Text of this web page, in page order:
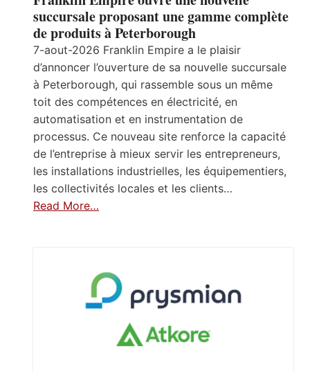
succursale proposant une gamme complète
de produits à Peterborough
7-aout-2026 Franklin Empire a le plaisir
d’annoncer l’ouverture de sa nouvelle succursale
à Peterborough, qui rassemble sous un même
toit des compétences en électricité, en
automatisation et en instrumentation de
processus. Ce nouveau site renforce la capacité
de l’entreprise à mieux servir les entrepreneurs,
les installations industrielles, les équipementiers,
les collectivités locales et les clients…
Read More…